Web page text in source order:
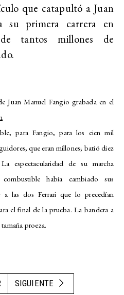
que catapultó a Juan
su primera carrera en
tantos millones de
Juan Manuel Fangio grabada en el
para Fangio, para los cien mil
que eran millones; batió diez
espectacularidad de su marcha
había cambiado sus
las dos Ferrari que lo precedían
el final de la prueba. La bandera a
proeza.
SIGUIENTE